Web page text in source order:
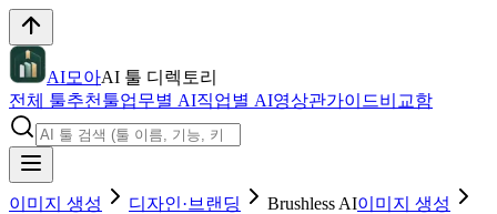
AI모아AI 툴 디렉토리
전체 툴추천툴업무별 AI직업별 AI영상관가이드비교함
이미지 생성 디자인·브랜딩 Brushless AI이미지 생성